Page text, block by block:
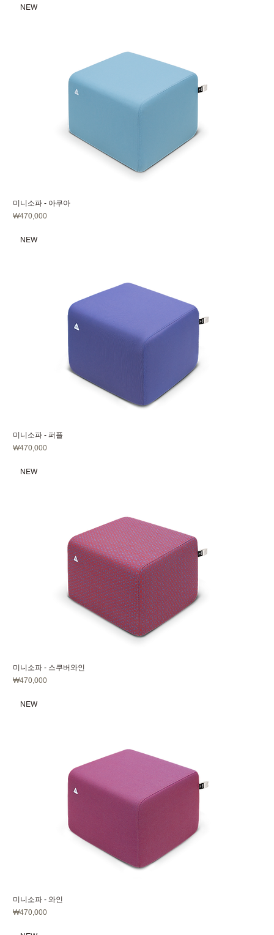
NEW
미니소파 - 아쿠아
가격
₩470,000
NEW
미니소파 - 퍼플
가격
₩470,000
NEW
미니소파 - 스쿠버와인
가격
₩470,000
NEW
미니소파 - 와인
가격
₩470,000